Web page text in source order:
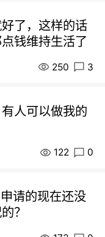
了，这样的话
钱维持生活了
250 3
人可以做我的
122 0
请的现在还没
？